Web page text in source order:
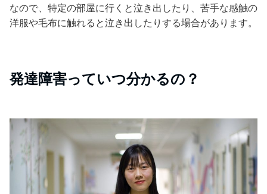
なので、特定の部屋に行くと泣き出したり、苦手な感触の
洋服や毛布に触れると泣き出したりする場合があります。
発達障害っていつ分かるの？